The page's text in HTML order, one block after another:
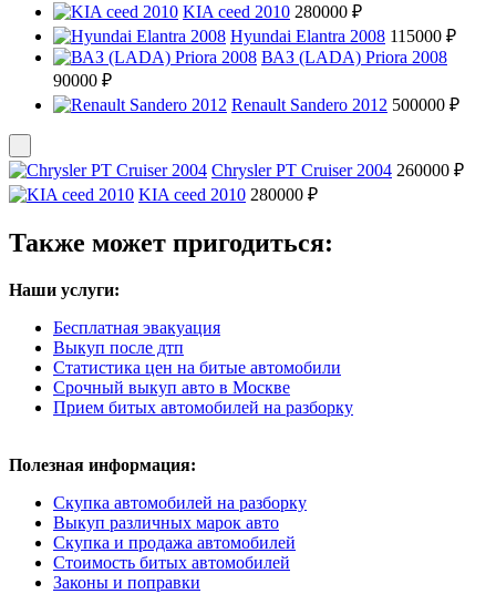
KIA ceed 2010 280000 ₽
Hyundai Elantra 2008 115000 ₽
ВАЗ (LADA) Priora 2008
90000 ₽
Renault Sandero 2012 500000 ₽
Chrysler PT Cruiser 2004 260000 ₽
KIA ceed 2010 280000 ₽
Также может пригодиться:
Наши услуги:
Бесплатная эвакуация
Выкуп после дтп
Статистика цен на битые автомобили
Срочный выкуп авто в Москве
Прием битых автомобилей на разборку
Полезная информация:
Скупка автомобилей на разборку
Выкуп различных марок авто
Скупка и продажа автомобилей
Стоимость битых автомобилей
Законы и поправки